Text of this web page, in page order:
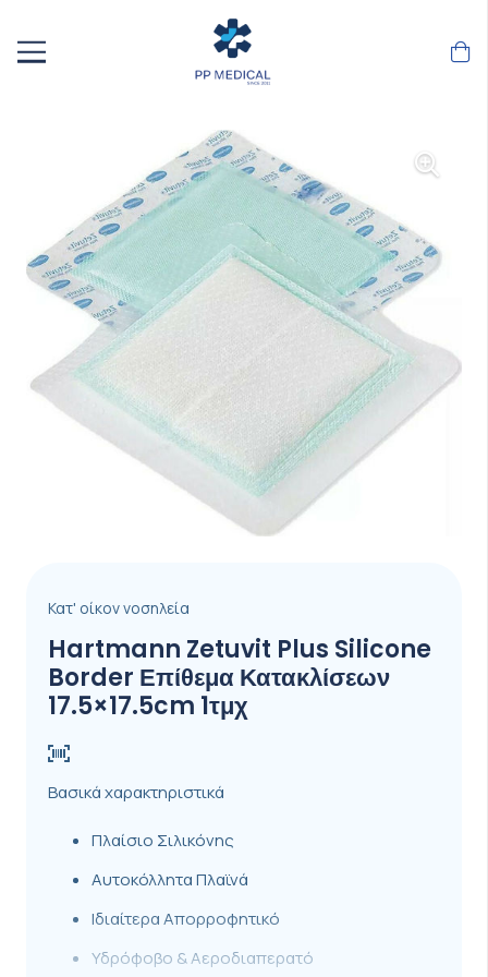
Κατ' οίκον νοσηλεία
Hartmann Zetuvit Plus Silicone
Border Επίθεμα Κατακλίσεων
17.5×17.5cm 1τμχ
Βασικά χαρακτηριστικά
Πλαίσιο Σιλικόνης
Αυτοκόλλητα Πλαϊνά
Ιδιαίτερα Απορροφητικό
Υδρόφοβο & Αεροδιαπερατό